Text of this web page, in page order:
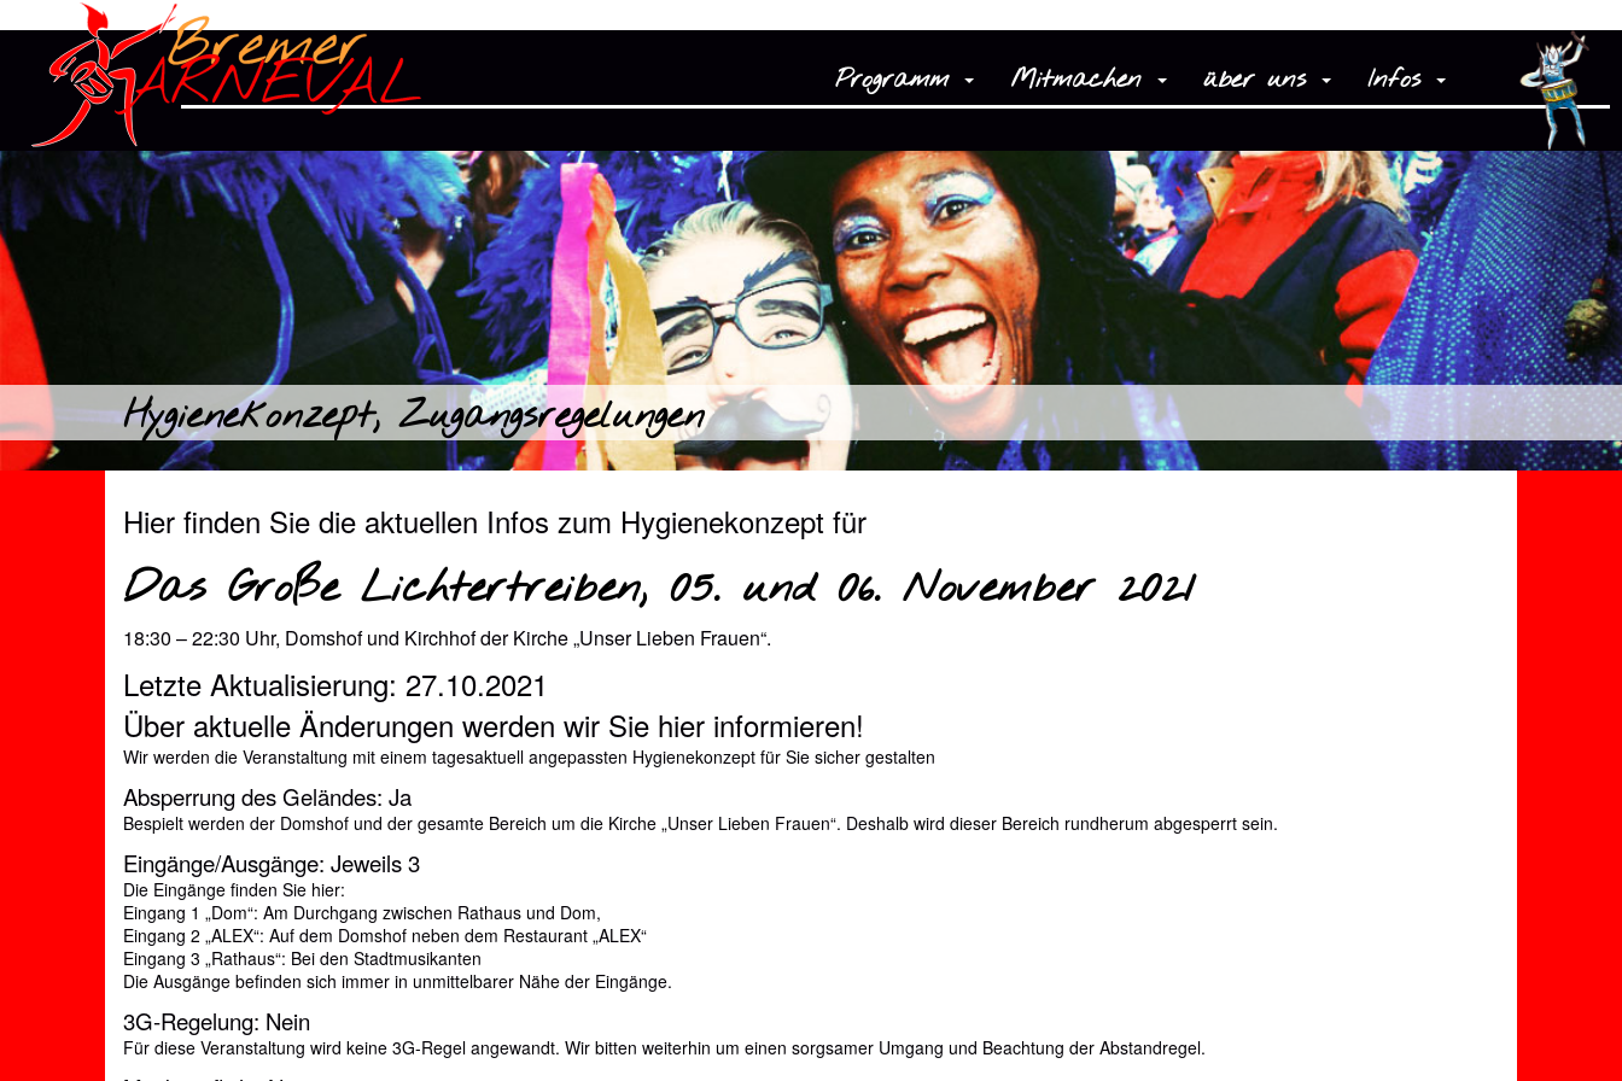
Programm Mitmachen über uns Infos
Hygienekonzept, Zugangsregelungen
Hier finden Sie die aktuellen Infos zum Hygienekonzept für
Das Große Lichtertreiben, 05. und 06. November 2021
18:30 – 22:30 Uhr, Domshof und Kirchhof der Kirche „Unser Lieben Frauen“.
Letzte Aktualisierung: 27.10.2021
Über aktuelle Änderungen werden wir Sie hier informieren!
Wir werden die Veranstaltung mit einem tagesaktuell angepassten Hygienekonzept für Sie sicher gestalten
Absperrung des Geländes: Ja
Bespielt werden der Domshof und der gesamte Bereich um die Kirche „Unser Lieben Frauen“. Deshalb wird dieser Bereich rundherum abgesperrt sein.
Eingänge/Ausgänge: Jeweils 3
Die Eingänge finden Sie hier:
Eingang 1 „Dom“: Am Durchgang zwischen Rathaus und Dom,
Eingang 2 „ALEX“: Auf dem Domshof neben dem Restaurant „ALEX“
Eingang 3 „Rathaus“: Bei den Stadtmusikanten
Die Ausgänge befinden sich immer in unmittelbarer Nähe der Eingänge.
3G-Regelung: Nein
Für diese Veranstaltung wird keine 3G-Regel angewandt. Wir bitten weiterhin um einen sorgsamer Umgang und Beachtung der Abstandregel.